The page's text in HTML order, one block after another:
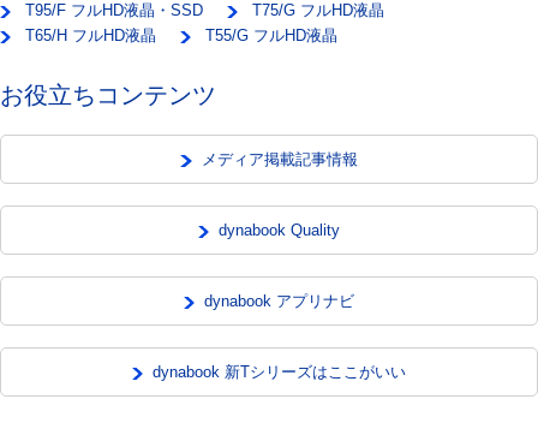
T95/F フルHD液晶・SSD
T75/G フルHD液晶
T65/H フルHD液晶
T55/G フルHD液晶
お役立ちコンテンツ
メディア掲載記事情報
dynabook Quality
dynabook アプリナビ
dynabook 新Tシリーズはここがいい